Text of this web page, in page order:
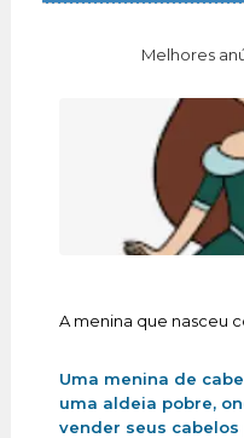
Melhores
Uma menina de
uma aldeia pobre,
vender seus